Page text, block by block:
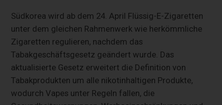
Südkorea wird ab dem 24. April Flüssig-E-Zigaretten
unter dem gleichen Rahmenwerk wie herkömmliche
Zigaretten regulieren, nachdem das
Tabakgeschäftsgesetz geändert wurde. Das
aktualisierte Gesetz erweitert die Definition von
Tabakprodukten um alle nikotinhaltigen Produkte,
wodurch Vapes unter Regeln fallen, die